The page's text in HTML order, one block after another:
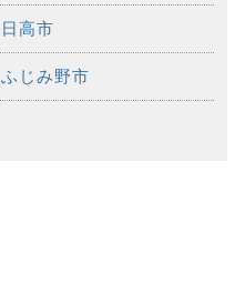
日高市
ふじみ野市